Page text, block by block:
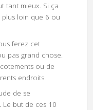
tant mieux. Si ça
plus loin que 6 ou
ferez cet
pas grand chose.
ou de
endroits.
de se
Le but de ces 10